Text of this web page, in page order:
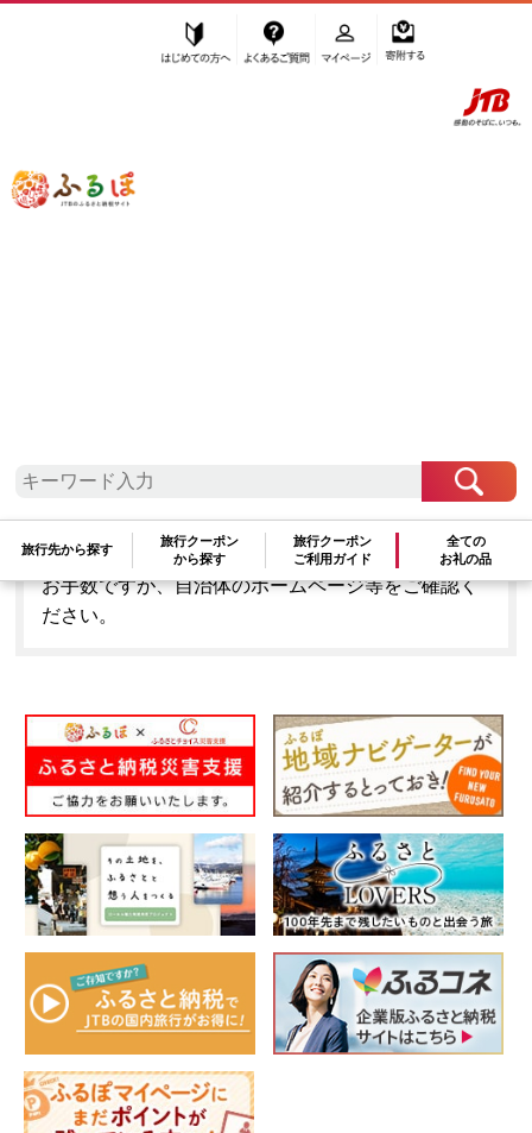
ふるぽ JTBのふるさと納税サイト
旅行先から探す
旅行クーポン
から探す
旅行クーポン
ご利用ガイド
全ての
お礼の品
「茨城県大子町」はふるぽからお申込みをすること
はできません。
お手数ですが、自治体のホームページ等をご確認く
ださい。